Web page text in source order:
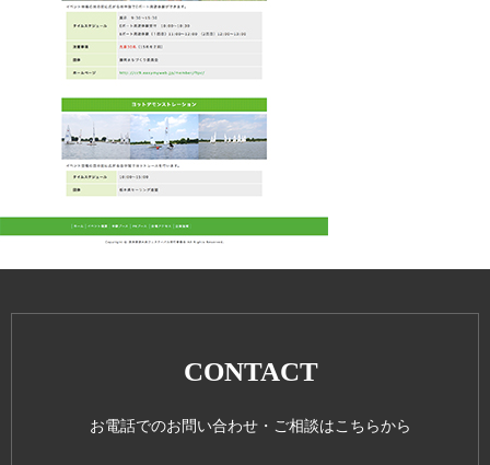
CONTACT
お電話でのお問い合わせ・ご相談はこちらから